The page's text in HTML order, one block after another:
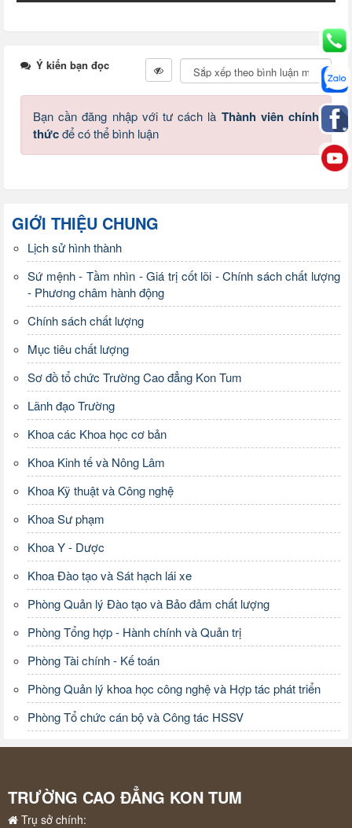
Ý kiến bạn đọc
Bạn cần đăng nhập với tư cách là Thành viên chính
thứcđể có thể bình luận
GIỚI THIỆU CHUNG
Lịch sử hình thành
Sứ mệnh - Tầm nhìn - Giá trị cốt lõi - Chính sách chất lượng
- Phương châm hành động
Chính sách chất lượng
Mục tiêu chất lượng
Sơ đồ tổ chức Trường Cao đẳng Kon Tum
Lãnh đạo Trường
Khoa các Khoa học cơ bản
Khoa Kinh tế và Nông Lâm
Khoa Kỹ thuật và Công nghệ
Khoa Sư phạm
Khoa Y - Dược
Khoa Đào tạo và Sát hạch lái xe
Phòng Quản lý Đào tạo và Bảo đảm chất lượng
Phòng Tổng hợp - Hành chính và Quản trị
Phòng Tài chính - Kế toán
Phòng Quản lý khoa học công nghệ và Hợp tác phát triển
Phòng Tổ chức cán bộ và Công tác HSSV
TRƯỜNG CAO ĐẲNG KON TUM
Trụ sở chính: